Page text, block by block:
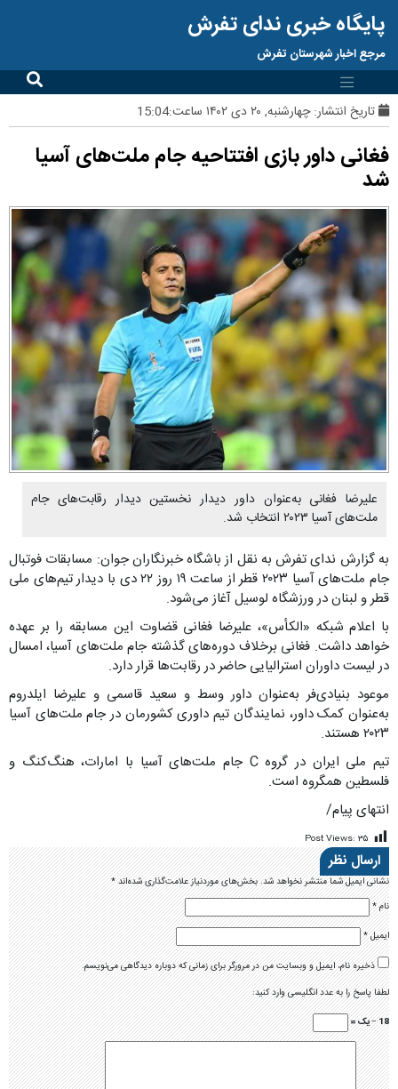
پایگاه خبری ندای تفرش
مرجع اخبار شهرستان تفرش
تاریخ انتشار:چهارشنبه, ۲۰ دی ۱۴۰۲ ساعت:15:04
فغانی داور بازی افتتاحیه جام ملت‌های آسیا
شد
علیرضا فغانی به‌عنوان داور دیدار نخستین دیدار رقابت‌های جام
ملت‌های آسیا ۲۰۲۳ انتخاب شد.
به گزارش ندای تفرش به نقل از باشگاه خبرنگاران جوان: مسابقات فوتبال
جام ملت‌های آسیا ۲۰۲۳ قطر از ساعت ۱۹ روز ۲۲ دی با دیدار تیم‌های ملی
قطر و لبنان در ورزشگاه لوسیل آغاز می‌شود.
با اعلام شبکه «الکأس»، علیرضا فغانی قضاوت این مسابقه را بر عهده
خواهد داشت. فغانی برخلاف دوره‌های گذشته جام ملت‌های آسیا، امسال
در لیست داوران استرالیایی حاضر در رقابت‌ها قرار دارد.
موعود بنیادی‌فر به‌عنوان داور وسط و سعید قاسمی و علیرضا ایلدروم
به‌عنوان کمک داور، نمایندگان تیم داوری کشورمان در جام ملت‌های آسیا
۲۰۲۳ هستند.
تیم ملی ایران در گروه C جام ملت‌های آسیا با امارات، هنگ‌کنگ و
فلسطین همگروه است.
انتهای پیام/
Post Views: ۳۵
ارسال نظر
نشانی ایمیل شما منتشر نخواهد شد.بخش‌های موردنیاز علامت‌گذاری شده‌اند*
نام*
ایمیل*
ذخیره نام، ایمیل و وبسایت من در مرورگر برای زمانی که دوباره دیدگاهی می‌نویسم.
لطفا پاسخ را به عدد انگلیسی وارد کنید:
18 − یک =